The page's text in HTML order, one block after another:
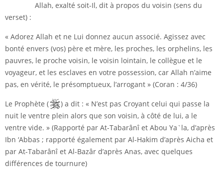
Allah, exalté soit-Il, dit à propos du voisin (sens du
verset) :
« Adorez Allah et ne Lui donnez aucun associé. Agissez avec
bonté envers (vos) père et mère, les proches, les orphelins, les
pauvres, le proche voisin, le voisin lointain, le collègue et le
voyageur, et les esclaves en votre possession, car Allah n’aime
pas, en vérité, le présomptueux, l’arrogant » (Coran : 4/36)
Le Prophète (
) a dit : « N’est pas Croyant celui qui passe la
nuit le ventre plein alors que son voisin, à côté de lui, a le
ventre vide. » (Rapporté par At-Tabarânî et Abou Ya`la, d’après
Ibn ‘Abbas ; rapporté également par Al-Hakim d’après Aicha et
par At-Tabarânî et Al-Bazâr d’après Anas, avec quelques
différences de tournure)